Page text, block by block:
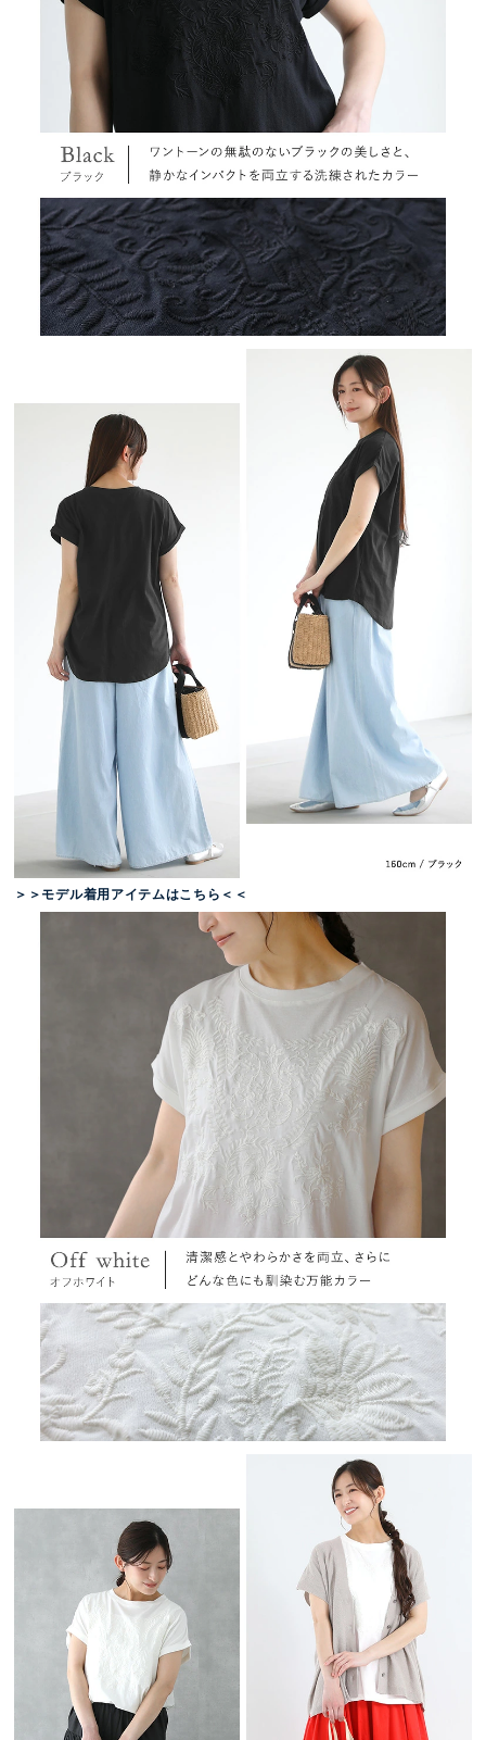
＞＞モデル着用アイテムはこちら＜＜